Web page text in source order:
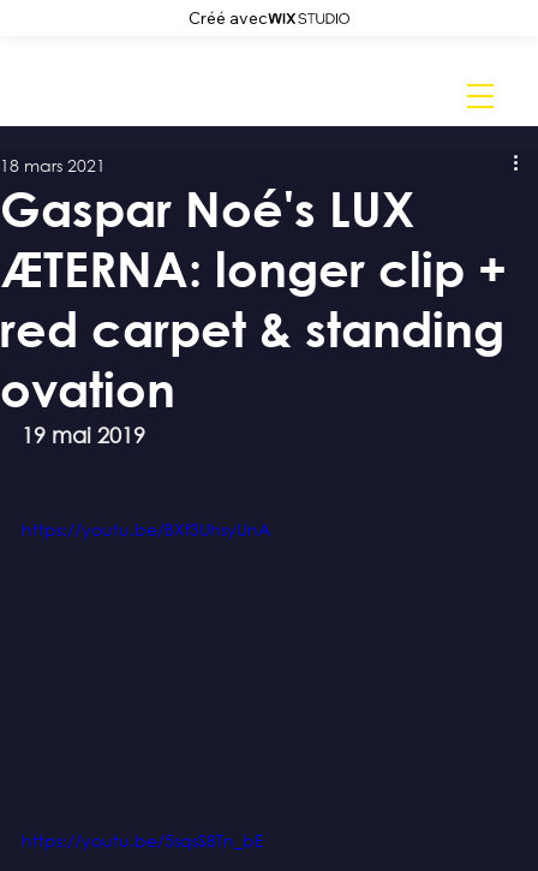
Créé avec
Gaspar Noé's LUX
ÆTERNA: longer clip +
red carpet & standing
ovation
18 mars 2021
19 mai 2019
https://youtu.be/BXf3UhsyUnA
https://youtu.be/5sqsS8Tn_bE